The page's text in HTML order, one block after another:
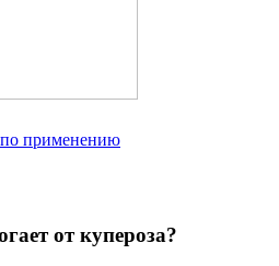
применению
от купероза?